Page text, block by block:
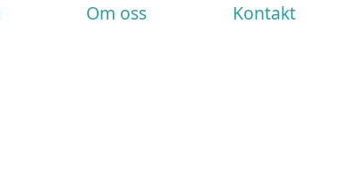
Om oss Kontakt